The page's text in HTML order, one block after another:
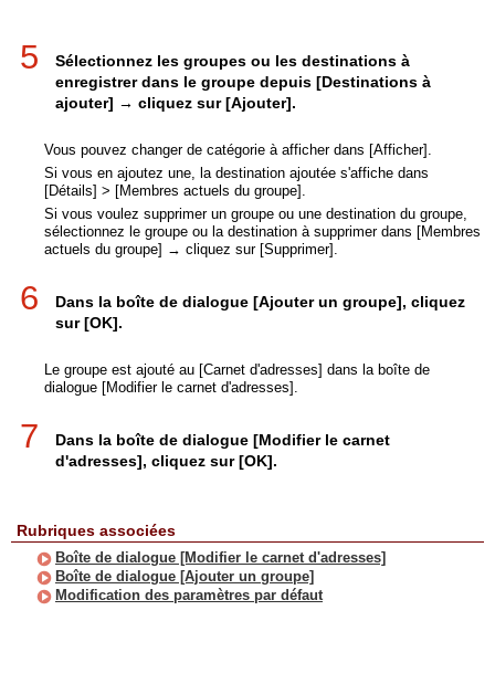
5
Sélectionnez les groupes ou les destinations à
enregistrer dans le groupe depuis [Destinations à
ajouter] → cliquez sur [Ajouter].
Vous pouvez changer de catégorie à afficher dans [Afficher].
Si vous en ajoutez une, la destination ajoutée s'affiche dans
[Détails] > [Membres actuels du groupe].
Si vous voulez supprimer un groupe ou une destination du groupe,
sélectionnez le groupe ou la destination à supprimer dans [Membres
actuels du groupe] → cliquez sur [Supprimer].
6
Dans la boîte de dialogue [Ajouter un groupe], cliquez
sur [OK].
Le groupe est ajouté au [Carnet d'adresses] dans la boîte de
dialogue [Modifier le carnet d'adresses].
7
Dans la boîte de dialogue [Modifier le carnet
d'adresses], cliquez sur [OK].
Rubriques associées
Boîte de dialogue [Modifier le carnet d'adresses]
Boîte de dialogue [Ajouter un groupe]
Modification des paramètres par défaut